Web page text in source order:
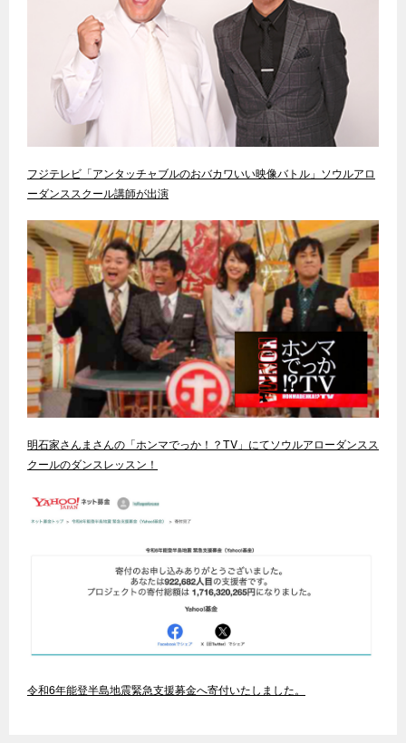
フジテレビ「アンタッチャブルのおバカワいい映像バトル」ソウルアロ
ーダンススクール講師が出演
明石家さんまさんの「ホンマでっか！？TV」にてソウルアローダンスス
クールのダンスレッスン！
令和6年能登半島地震緊急支援募金へ寄付いたしました。